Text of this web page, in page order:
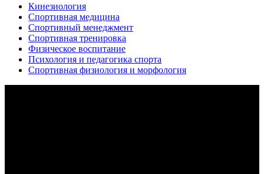
Кинезиология
Спортивная медицина
Спортивный менеджмент
Спортивная тренировка
Физическое воспитание
Психология и педагогика спорта
Спортивная физиология и морфология